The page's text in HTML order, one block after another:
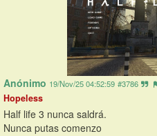
Anónimo 19/Nov/25 04:52:59 #3786
Hopeless
Half life 3 nunca saldrá.
Nunca putas comenzo